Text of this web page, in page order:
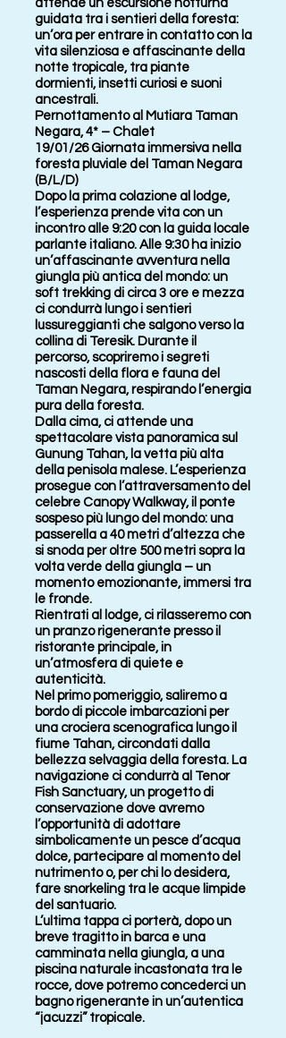
attende un’escursione notturna
guidata tra i sentieri della foresta:
un’ora per entrare in contatto con la
vita silenziosa e affascinante della
notte tropicale, tra piante
dormienti, insetti curiosi e suoni
ancestrali.
Pernottamento al Mutiara Taman
Negara, 4* – Chalet
19/01/26 Giornata immersiva nella
foresta pluviale del Taman Negara
(B/L/D)
Dopo la prima colazione al lodge,
l’esperienza prende vita con un
incontro alle 9:20 con la guida locale
parlante italiano. Alle 9:30 ha inizio
un’affascinante avventura nella
giungla più antica del mondo: un
soft trekking di circa 3 ore e mezza
ci condurrà lungo i sentieri
lussureggianti che salgono verso la
collina di Teresik. Durante il
percorso, scopriremo i segreti
nascosti della flora e fauna del
Taman Negara, respirando l’energia
pura della foresta.
Dalla cima, ci attende una
spettacolare vista panoramica sul
Gunung Tahan, la vetta più alta
della penisola malese. L’esperienza
prosegue con l’attraversamento del
celebre Canopy Walkway, il ponte
sospeso più lungo del mondo: una
passerella a 40 metri d’altezza che
si snoda per oltre 500 metri sopra la
volta verde della giungla – un
momento emozionante, immersi tra
le fronde.
Rientrati al lodge, ci rilasseremo con
un pranzo rigenerante presso il
ristorante principale, in
un’atmosfera di quiete e
autenticità.
Nel primo pomeriggio, saliremo a
bordo di piccole imbarcazioni per
una crociera scenografica lungo il
fiume Tahan, circondati dalla
bellezza selvaggia della foresta. La
navigazione ci condurrà al Tenor
Fish Sanctuary, un progetto di
conservazione dove avremo
l’opportunità di adottare
simbolicamente un pesce d’acqua
dolce, partecipare al momento del
nutrimento o, per chi lo desidera,
fare snorkeling tra le acque limpide
del santuario.
L’ultima tappa ci porterà, dopo un
breve tragitto in barca e una
camminata nella giungla, a una
piscina naturale incastonata tra le
rocce, dove potremo concederci un
bagno rigenerante in un’autentica
“jacuzzi” tropicale.